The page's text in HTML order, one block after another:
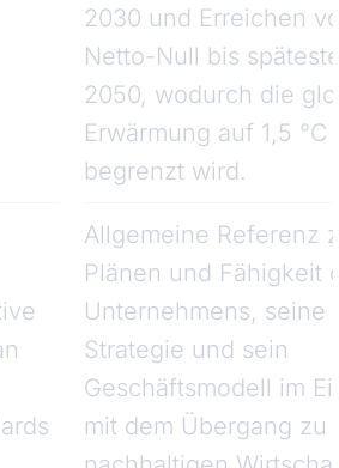
2030 und Erreichen
Netto-Null bis
2050, wodurch die
Erwärmung auf 1,5 °C
begrenzt wird.
Allgemeine Referenz
Plänen und Fähigkeit
Unternehmens, seine
Strategie und sein
Geschäftsmodell im
mit dem Übergang zu